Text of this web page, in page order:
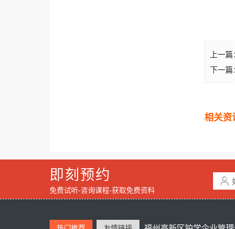
上一篇
下一篇
相关资
即刻预约
免费试听-咨询课程-获取免费资料